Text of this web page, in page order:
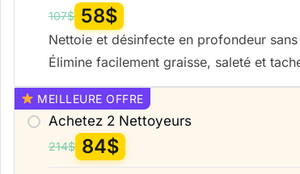
107$ 58$
Nettoie et désinfecte en profondeur
Élimine facilement graisse, saleté et
MEILLEURE OFFRE
Achetez 2 Nettoyeurs
214$ 84$